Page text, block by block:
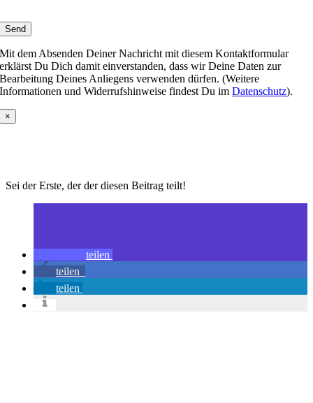
Mit dem Absenden Deiner Nachricht mit diesem Kontaktformular
erklärst Du Dich damit einverstanden, dass wir Deine Daten zur
Bearbeitung Deines Anliegens verwenden dürfen. (Weitere
Informationen und Widerrufshinweise findest Du imDatenschutz).
×
Sei der Erste, der der diesen Beitrag teilt!
teilen
teilen
teilen